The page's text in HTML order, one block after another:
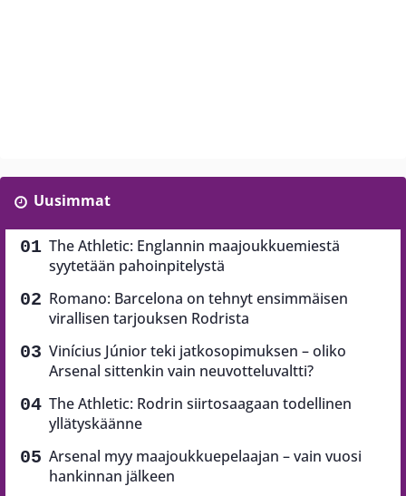
Uusimmat
The Athletic: Englannin maajoukkuemiestä
syytetään pahoinpitelystä
Romano: Barcelona on tehnyt ensimmäisen
virallisen tarjouksen Rodrista
Vinícius Júnior teki jatkosopimuksen – oliko
Arsenal sittenkin vain neuvotteluvaltti?
The Athletic: Rodrin siirtosaagaan todellinen
yllätyskäänne
Arsenal myy maajoukkuepelaajan – vain vuosi
hankinnan jälkeen